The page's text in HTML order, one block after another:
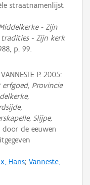
straatnamenlijst
- Zijn
- Zijn kerk
p. 99.
P. 2005:
Provincie
Slijpe,
de eeuwen
Hans; Vanneste,